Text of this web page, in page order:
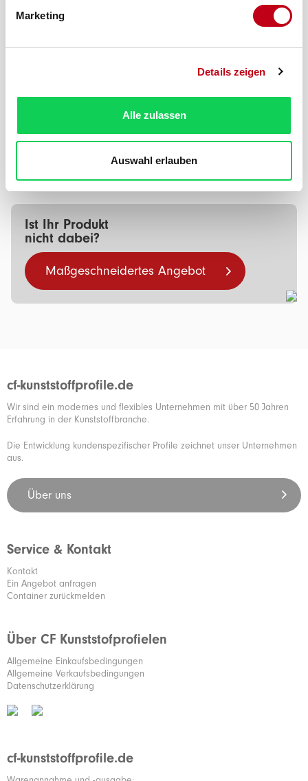
Marketing
Details zeigen
Alle zulassen
Auswahl erlauben
106039-23
Bent u op zoek naar een schuifdeur profiel, specifiek
Ist Ihr Produkt
nicht dabei?
Maßgeschneidertes Angebot
cf-kunststoffprofile.de
Wir sind ein modernes und flexibles Unternehmen mit über 50 Jahren
Erfahrung in der Kunststoffbranche.
Die Entwicklung kundenspezifischer Profile zeichnet unser Unternehmen
aus.
Über uns
Service & Kontakt
Kontakt
Ein Angebot anfragen
Container zurückmelden
Über CF Kunststofprofielen
Allgemeine Einkaufsbedingungen
Allgemeine Verkaufsbedingungen
Datenschutzerklärung
cf-kunststoffprofile.de